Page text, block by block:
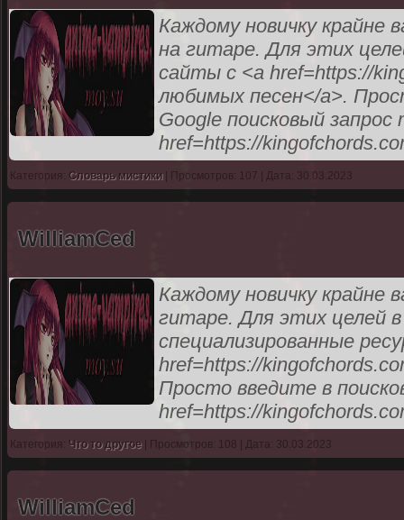
Каждому новичку крайне
на гитаре. Для этих
сайты с <a href=https://
любимых песен</a>.
Google поисковый запрос
href=https://
Категория: Словарь мистики| Просмотров: 107 | Дата: 30.03.2023
WilliamCed
Каждому новичку крайне
гитаре. Для этих целей
специализированные
href=https://
Просто введите в
href=https://
Категория: Что то другое | Просмотров: 108 | Дата: 30.03.2023
WilliamCed